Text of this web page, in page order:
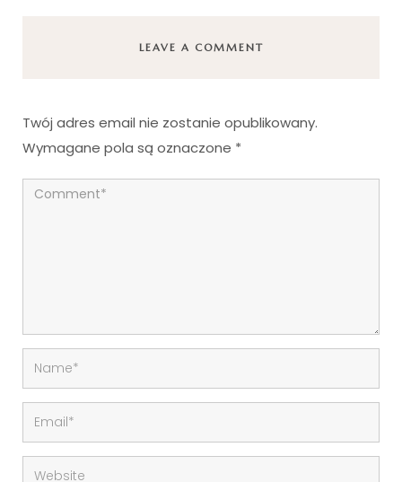
LEAVE A COMMENT
Twój adres email nie zostanie opublikowany.
Wymagane pola są oznaczone *